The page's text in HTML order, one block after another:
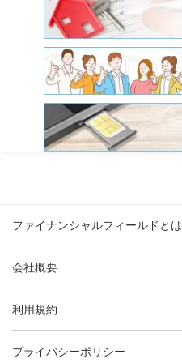
ファイナンシャルフィールドとは
会社概要
利用規約
プライバシーポリシー